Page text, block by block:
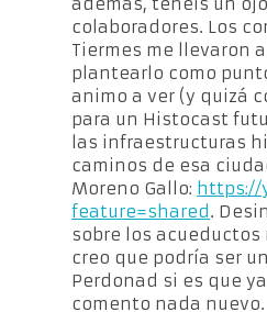
colaboradores. Los
Tiermes me llevaron
plantearlo como
animo a ver (y quizá
para un Histocast
las infraestructuras
caminos de esa
Moreno Gallo: https://
feature=shared.
sobre los acueductos
creo que podría ser
Perdonad si es que
comento nada nuevo.